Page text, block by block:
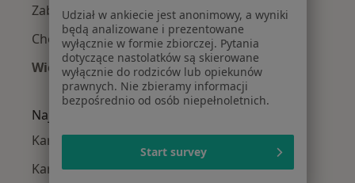
Zaburzenia rytmu serca w Krakowie
Choroba wieńcowa w Krakowie
Więcej (15)
Więcej w kategorii: Najczęście leczone
Najpopularniejsze ubezpieczenia
Kardiolodzy z Allianz w Krakowie
Kardiolodzy z Signal Iduna w Krakowie
Udział w ankiecie jest anonimowy, a wyniki
będą analizowane i prezentowane
wyłącznie w formie zbiorczej. Pytania
dotyczące nastolatków są skierowane
wyłącznie do rodziców lub opiekunów
prawnych. Nie zbieramy informacji
bezpośrednio od osób niepełnoletnich.
Start survey